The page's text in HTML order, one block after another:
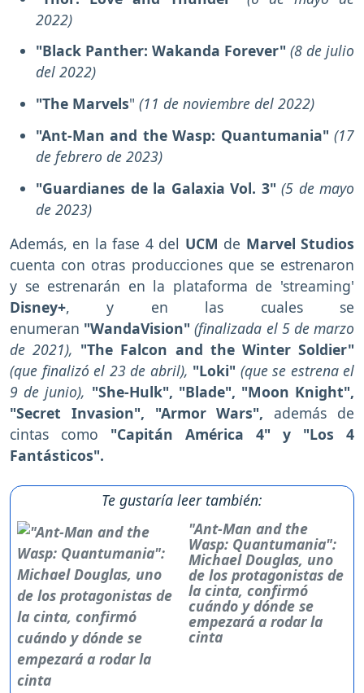
2022)
"Black Panther: Wakanda Forever" (8 de julio
del 2022)
"The Marvels" (11 de noviembre del 2022)
"Ant-Man and the Wasp: Quantumania" (17
de febrero de 2023)
"Guardianes de la Galaxia Vol. 3" (5 de mayo
de 2023)
Además, en la fase 4 del UCM de Marvel Studios
cuenta con otras producciones que se estrenaron
y se estrenarán en la plataforma de 'streaming'
Disney+, y en las cuales se
enumeran "WandaVision" (finalizada el 5 de marzo
de 2021), "The Falcon and the Winter Soldier"
(que finalizó el 23 de abril), "Loki" (que se estrena el
9 de junio), "She-Hulk", "Blade", "Moon Knight",
"Secret Invasion", "Armor Wars", además de
cintas como "Capitán América 4" y "Los 4
Fantásticos".
Te gustaría leer también:
"Ant-Man and the
Wasp: Quantumania":
Michael Douglas, uno
de los protagonistas de
la cinta, confirmó
cuándo y dónde se
empezará a rodar la
cinta